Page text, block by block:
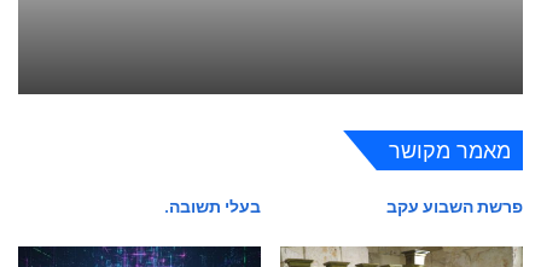
מאמר מקושר
פרשת השבוע עקב בעלי תשובה.